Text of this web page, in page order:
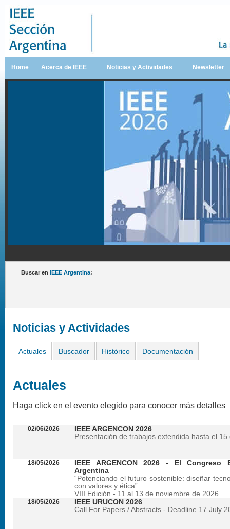
Home Acerca de IEEE Noticias y Actividades Newsletter
Buscar en IEEE Argentina:
Noticias y Actividades
Actuales Buscador Histórico Documentación
Actuales
Haga click en el evento elegido para conocer más detalles
02/06/2026
IEEE ARGENCON 2026
Presentación de trabajos extendida hasta el 15
18/05/2026
IEEE ARGENCON 2026 - El
Argentina
“Potenciando el futuro sostenible: diseñar
con valores y ética”
VIII Edición - 11 al 13 de noviembre de 2026
18/05/2026
IEEE URUCON 2026
Call For Papers / Abstracts - Deadline 17 July